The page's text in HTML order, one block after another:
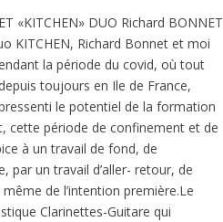
«KITCHEN» DUO Richard BONNET
KITCHEN, Richard Bonnet et moi
la période du covid, où tout
toujours en Ile de France,
le potentiel de la formation
cette période de confinement et de
à un travail de fond, de
par un travail d’aller- retour, de
de l’intention première.Le
Clarinettes-Guitare qui